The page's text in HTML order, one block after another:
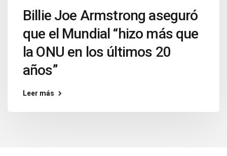
Billie Joe Armstrong aseguró
que el Mundial “hizo más que
la ONU en los últimos 20
años”
Leer más